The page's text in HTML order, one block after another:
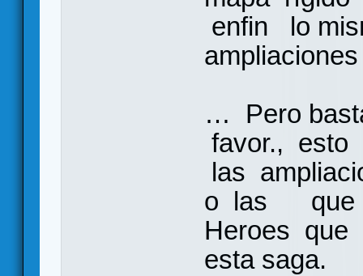
enfin lo
… Pero
favor.,
las
o las que
Heroes que
esta saga.